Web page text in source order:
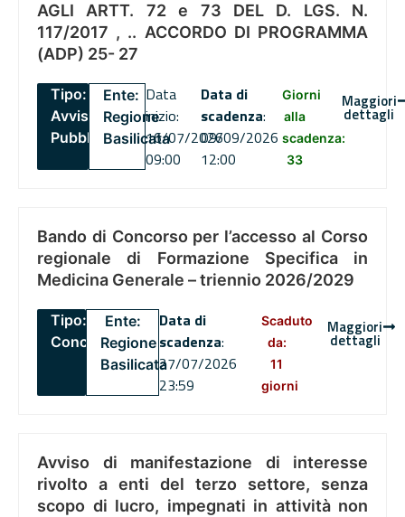
AGLI ARTT. 72 e 73 DEL D. LGS. N.
117/2017 , .. ACCORDO DI PROGRAMMA
(ADP) 25- 27
Tipo:
Avviso
Pubblico
Ente:
Regione
Basilicata
Data
inizio:
16/07/2026
09:00
Data di
scadenza:
09/09/2026
12:00
Giorni
alla
scadenza:
33
Maggiori
dettagli
Bando di Concorso per l’accesso al Corso
regionale di Formazione Specifica in
Medicina Generale – triennio 2026/2029
Tipo:
Concorsi
Ente:
Regione
Basilicata
Data di
scadenza:
27/07/2026
23:59
Scaduto
da:
11
giorni
Maggiori
dettagli
Avviso di manifestazione di interesse
rivolto a enti del terzo settore, senza
scopo di lucro, impegnati in attività non